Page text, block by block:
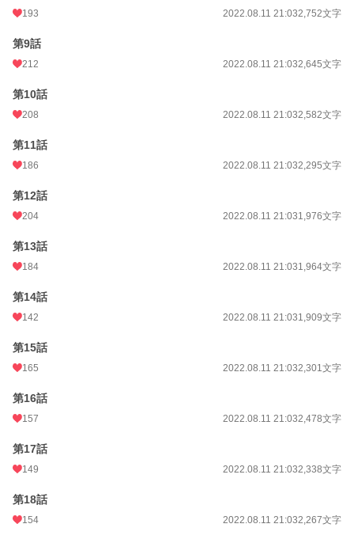
193 2022.08.11 21:032,752文字
第9話
212 2022.08.11 21:032,645文字
第10話
208 2022.08.11 21:032,582文字
第11話
186 2022.08.11 21:032,295文字
第12話
204 2022.08.11 21:031,976文字
第13話
184 2022.08.11 21:031,964文字
第14話
142 2022.08.11 21:031,909文字
第15話
165 2022.08.11 21:032,301文字
第16話
157 2022.08.11 21:032,478文字
第17話
149 2022.08.11 21:032,338文字
第18話
154 2022.08.11 21:032,267文字